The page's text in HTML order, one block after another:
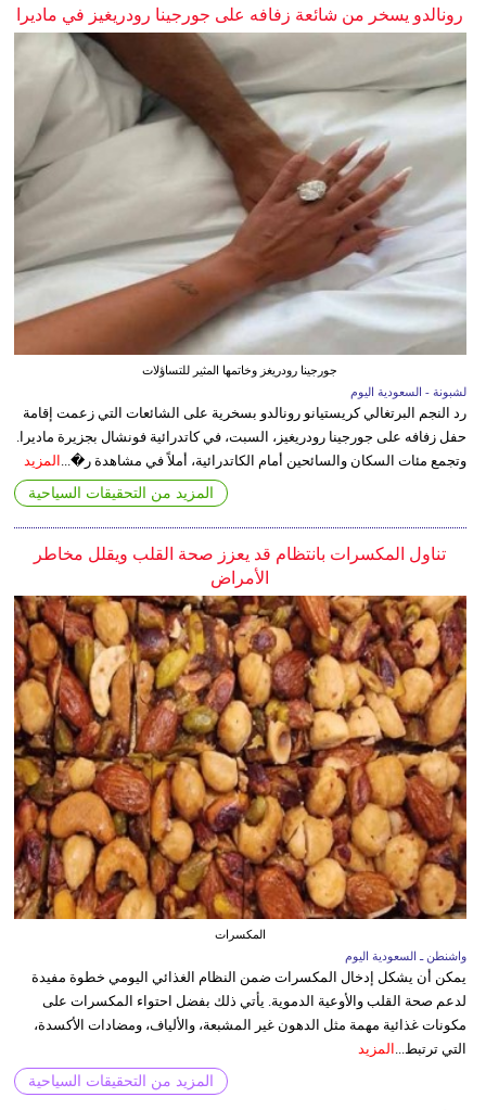
رونالدو يسخر من شائعة زفافه على جورجينا رودريغيز في ماديرا
جورجينا رودريغز وخاتمها المثير للتساؤلات
لشبونة - السعودية اليوم
رد النجم البرتغالي كريستيانو رونالدو بسخرية على الشائعات التي زعمت إقامة
حفل زفافه على جورجينا رودريغيز، السبت، في كاتدرائية فونشال بجزيرة ماديرا.
وتجمع مئات السكان والسائحين أمام الكاتدرائية، أملاً في مشاهدة ر�... المزيد
المزيد من التحقيقات السياحية
تناول المكسرات بانتظام قد يعزز صحة القلب ويقلل مخاطر
الأمراض
المكسرات
واشنطن ـ السعودية اليوم
يمكن أن يشكل إدخال المكسرات ضمن النظام الغذائي اليومي خطوة مفيدة
لدعم صحة القلب والأوعية الدموية. يأتي ذلك بفضل احتواء المكسرات على
مكونات غذائية مهمة مثل الدهون غير المشبعة، والألياف، ومضادات الأكسدة،
التي ترتبط... المزيد
المزيد من التحقيقات السياحية